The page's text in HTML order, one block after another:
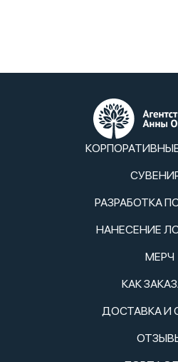
РАЗРАБОТКА
НАНЕСЕНИЕ
МЕРЧ
КАК
ДОСТАВКА И